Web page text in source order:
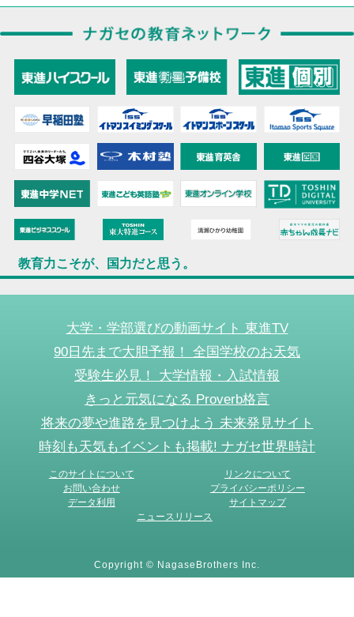
教育力こそが、国力だと思う。
大学・学部選びの動画サイト 東進TV
90日先まで大胆予報！ 全国学校のお天気
受験生必見！ 大学情報・入試情報
きっと元気になる Proverb格言
将来の夢や進路を見つけよう 未来発見サイト
時刻も天気もイベントも掲載! ナガセ世界時計
このサイトについて
リンクについて
お問い合わせ
プライバシーポリシー
データ利用
サイトマップ
ニュースリリース
Copyright © NagaseBrothers Inc.